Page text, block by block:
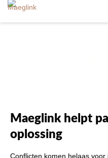
Maeglink helpt
oplossing
Conflicten komen helaas